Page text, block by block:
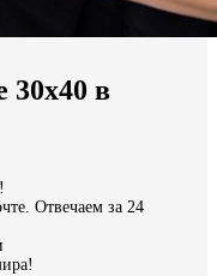
30х40 в
Отвечаем за 24